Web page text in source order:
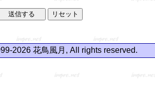
2026 花鳥風月, All rights reserved.